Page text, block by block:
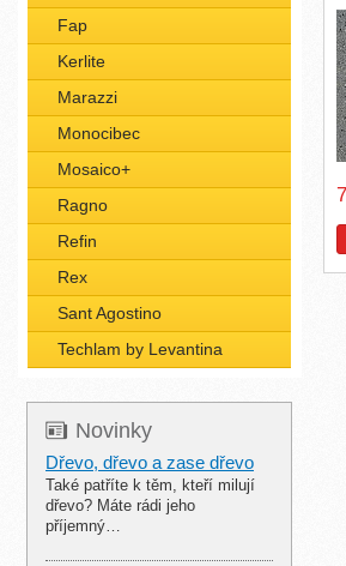
Fap
Kerlite
Marazzi
Monocibec
Mosaico+
Ragno
Refin
Rex
Sant Agostino
Techlam by Levantina
Novinky
Dřevo, dřevo a zase dřevo
Také patříte k těm, kteří milují
dřevo? Máte rádi jeho
příjemný…